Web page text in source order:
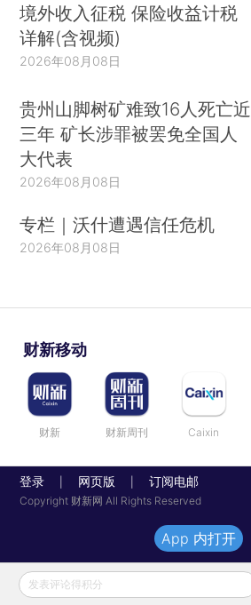
境外收入征税 保险收益计税
详解(含视频)
2026年08月08日
贵州山脚树矿难致16人死亡近
三年 矿长涉罪被罢免全国人
大代表
2026年08月08日
专栏｜沃什遭遇信任危机
2026年08月08日
财新移动
财新 财新周刊 Caixin
登录 网页版 订阅电邮
Copyright 财新网 All Rights Reserved
发表评论得积分
App 内打开